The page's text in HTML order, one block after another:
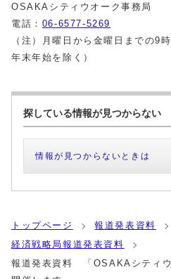
OSAKAシティウオーク事務局
電話： 06-6577-5269
（注）月曜日から金曜日までの9
年末年始を除く）
探している情報が見つからない
情報が見つからないときは
トップページ
報道発表資料
経済戦略局報道発表資料
報道発表資料 「OSAKAシティ